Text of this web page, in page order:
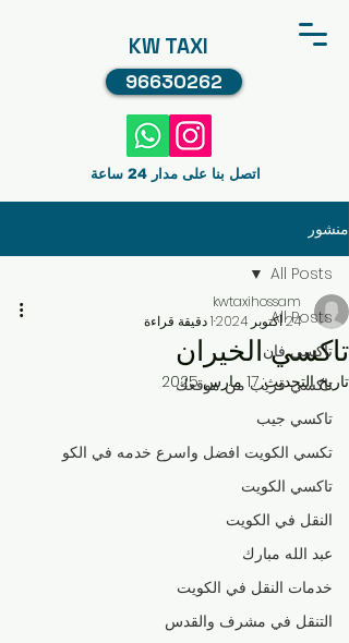
KW TAXI
96630262
اتصل بنا على مدار 24 ساعة
منشور
All Posts
تاكسي فان
تاكسي قريب من موقعك
تاكسي جيب
تكسي الكويت افضل واسرع خدمه في الكو
تاكسي الكويت
النقل في الكويت
عبد الله مبارك
خدمات النقل في الكويت
التنقل في مشرف والقدس
All Posts
تاكسي الخيران
kwtaxihossam
24 أكتوبر 2024
1 دقيقة قراءة
تاريخ التحديث:17 مارس 2025